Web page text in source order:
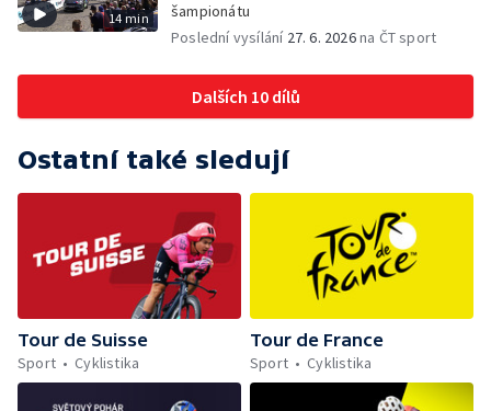
14 min
šampionátu
Poslední vysílání 27. 6. 2026na ČT sport
Dalších 10 dílů
Ostatní také sledují
Tour de Suisse
Sport
Cyklistika
Tour de France
Sport
Cyklistika